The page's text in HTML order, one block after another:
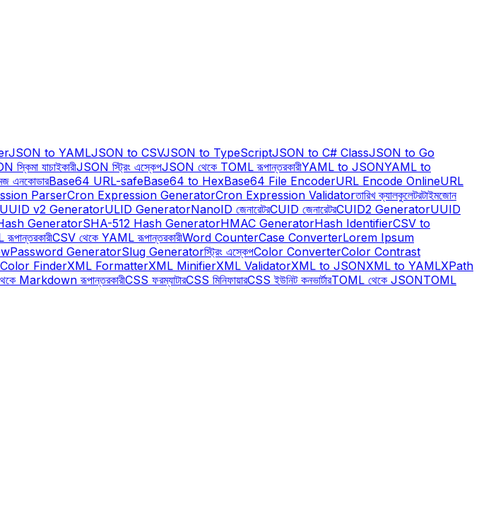
JSON to YAMLJSON to CSVJSON to TypeScriptJSON to C# ClassJSON to Go
স্কিমা যাচাইকারীJSON স্ট্রিং এস্কেপJSON থেকে TOML রূপান্তরকারীYAML to JSONYAML to
এনকোডারBase64 URL-safeBase64 to HexBase64 File EncoderURL Encode OnlineURL
ParserCron Expression GeneratorCron Expression Validatorতারিখ ক্যালকুলেটরটাইমজোন
UUID v2 GeneratorULID GeneratorNanoID জেনারেটরCUID জেনারেটরCUID2 GeneratorUUID
GeneratorSHA-512 Hash GeneratorHMAC GeneratorHash IdentifierCSV to
CSV থেকে YAML রূপান্তরকারীWord CounterCase ConverterLorem Ipsum
Password GeneratorSlug Generatorস্ট্রিং এস্কেপColor ConverterColor Contrast
FinderXML FormatterXML MinifierXML ValidatorXML to JSONXML to YAMLXPath
Markdown রূপান্তরকারীCSS ফরম্যাটারCSS মিনিফায়ারCSS ইউনিট কনভার্টারTOML থেকে JSONTOML